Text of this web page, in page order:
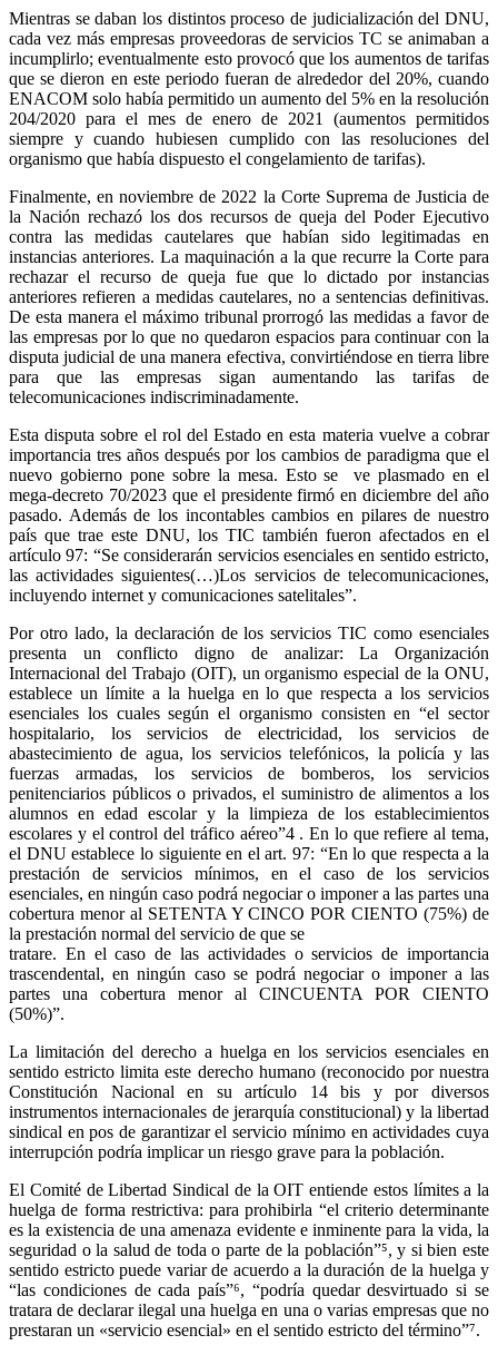
Mientras se daban los distintos proceso de judicialización del DNU,
cada vez más empresas proveedoras de servicios TC se animaban a
incumplirlo; eventualmente esto provocó que los aumentos de tarifas
que se dieron en este periodo fueran de alrededor del 20%, cuando
ENACOM solo había permitido un aumento del 5% en la resolución
204/2020 para el mes de enero de 2021 (aumentos permitidos
siempre y cuando hubiesen cumplido con las resoluciones del
organismo que había dispuesto el congelamiento de tarifas).
Finalmente, en noviembre de 2022 la Corte Suprema de Justicia de
la Nación rechazó los dos recursos de queja del Poder Ejecutivo
contra las medidas cautelares que habían sido legitimadas en
instancias anteriores. La maquinación a la que recurre la Corte para
rechazar el recurso de queja fue que lo dictado por instancias
anteriores refieren a medidas cautelares, no a sentencias definitivas.
De esta manera el máximo tribunal prorrogó las medidas a favor de
las empresas por lo que no quedaron espacios para continuar con la
disputa judicial de una manera efectiva, convirtiéndose en tierra libre
para que las empresas sigan aumentando las tarifas de
telecomunicaciones indiscriminadamente.
Esta disputa sobre el rol del Estado en esta materia vuelve a cobrar
importancia tres años después por los cambios de paradigma que el
nuevo gobierno pone sobre la mesa. Esto se ve plasmado en el
mega-decreto 70/2023 que el presidente firmó en diciembre del año
pasado. Además de los incontables cambios en pilares de nuestro
país que trae este DNU, los TIC también fueron afectados en el
artículo 97: “Se considerarán servicios esenciales en sentido estricto,
las actividades siguientes(…)Los servicios de telecomunicaciones,
incluyendo internet y comunicaciones satelitales”.
Por otro lado, la declaración de los servicios TIC como esenciales
presenta un conflicto digno de analizar: La Organización
Internacional del Trabajo (OIT), un organismo especial de la ONU,
establece un límite a la huelga en lo que respecta a los servicios
esenciales los cuales según el organismo consisten en “el sector
hospitalario, los servicios de electricidad, los servicios de
abastecimiento de agua, los servicios telefónicos, la policía y las
fuerzas armadas, los servicios de bomberos, los servicios
penitenciarios públicos o privados, el suministro de alimentos a los
alumnos en edad escolar y la limpieza de los establecimientos
escolares y el control del tráfico aéreo”4 . En lo que refiere al tema,
el DNU establece lo siguiente en el art. 97: “En lo que respecta a la
prestación de servicios mínimos, en el caso de los servicios
esenciales, en ningún caso podrá negociar o imponer a las partes una
cobertura menor al SETENTA Y CINCO POR CIENTO (75%) de
la prestación normal del servicio de que se
tratare. En el caso de las actividades o servicios de importancia
trascendental, en ningún caso se podrá negociar o imponer a las
partes una cobertura menor al CINCUENTA POR CIENTO
(50%)”.
La limitación del derecho a huelga en los servicios esenciales en
sentido estricto limita este derecho humano (reconocido por nuestra
Constitución Nacional en su artículo 14 bis y por diversos
instrumentos internacionales de jerarquía constitucional) y la libertad
sindical en pos de garantizar el servicio mínimo en actividades cuya
interrupción podría implicar un riesgo grave para la población.
El Comité de Libertad Sindical de la OIT entiende estos límites a la
huelga de forma restrictiva: para prohibirla “el criterio determinante
es la existencia de una amenaza evidente e inminente para la vida, la
seguridad o la salud de toda o parte de la población”⁵, y si bien este
sentido estricto puede variar de acuerdo a la duración de la huelga y
“las condiciones de cada país”⁶, “podría quedar desvirtuado si se
tratara de declarar ilegal una huelga en una o varias empresas que no
prestaran un «servicio esencial» en el sentido estricto del término”⁷.